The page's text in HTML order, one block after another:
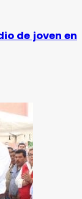
de joven en